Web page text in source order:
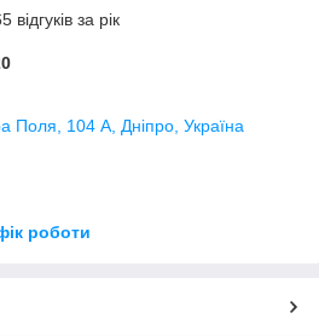
за рік
Поля, 104 А, Дніпро, Україна
роботи